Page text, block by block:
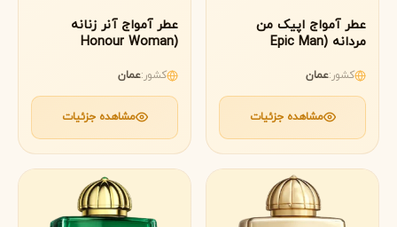
عطر آمواج اپیک من
مردانه (Epic Man
کشور:عمان
مشاهده جزئیات
عطر آمواج آنر زنانه
(Honour Woman
کشور:عمان
مشاهده جزئیات